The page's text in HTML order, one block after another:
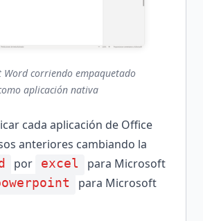
Word corriendo empaquetado
aplicación nativa
cada aplicación de Office
anteriores cambiando la
por excel
para Microsoft
para Microsoft